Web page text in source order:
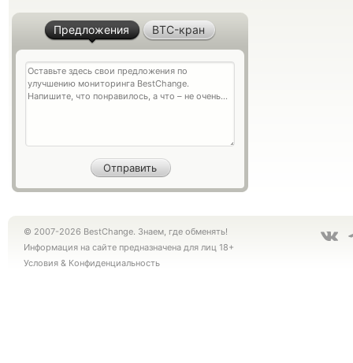
Предложения BTC-кран
© 2007-2026 BestChange. Знаем, где обменять!
Информация на сайте предназначена для лиц 18+
Условия & Конфиденциальность